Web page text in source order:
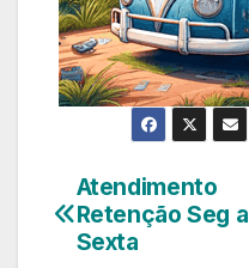
Navegação
de
Atendimento
Retenção Seg a
Sexta